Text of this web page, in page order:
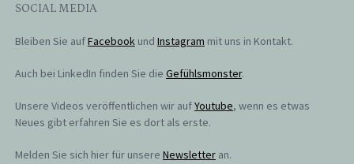
SOCIAL MEDIA
Bleiben Sie aufFacebookund Instagram mit uns in Kontakt.
Auch bei LinkedIn finden Sie die Gefühlsmonster.
Unsere Videos veröffentlichen wir aufYoutube, wenn es etwas
Neues gibt erfahren Sie es dort als erste.
Melden Sie sich hier für unsere Newsletteran.